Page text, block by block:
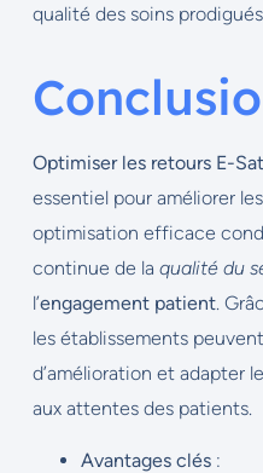
qualité des soins
Optimiser les retours E-
essentiel pour améliorer les
optimisation efficace
continue de la qualité du
l’engagement patient.
les établissements
d’amélioration et adapter
aux attentes des patients.
Avantages clés: